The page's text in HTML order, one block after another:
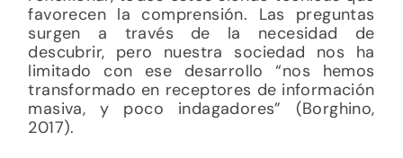
favorecen la comprensión. Las preguntas
surgen a través de la necesidad de
descubrir, pero nuestra sociedad nos ha
limitado con ese desarrollo “nos hemos
transformado en receptores de información
masiva, y poco indagadores” (Borghino,
2017).